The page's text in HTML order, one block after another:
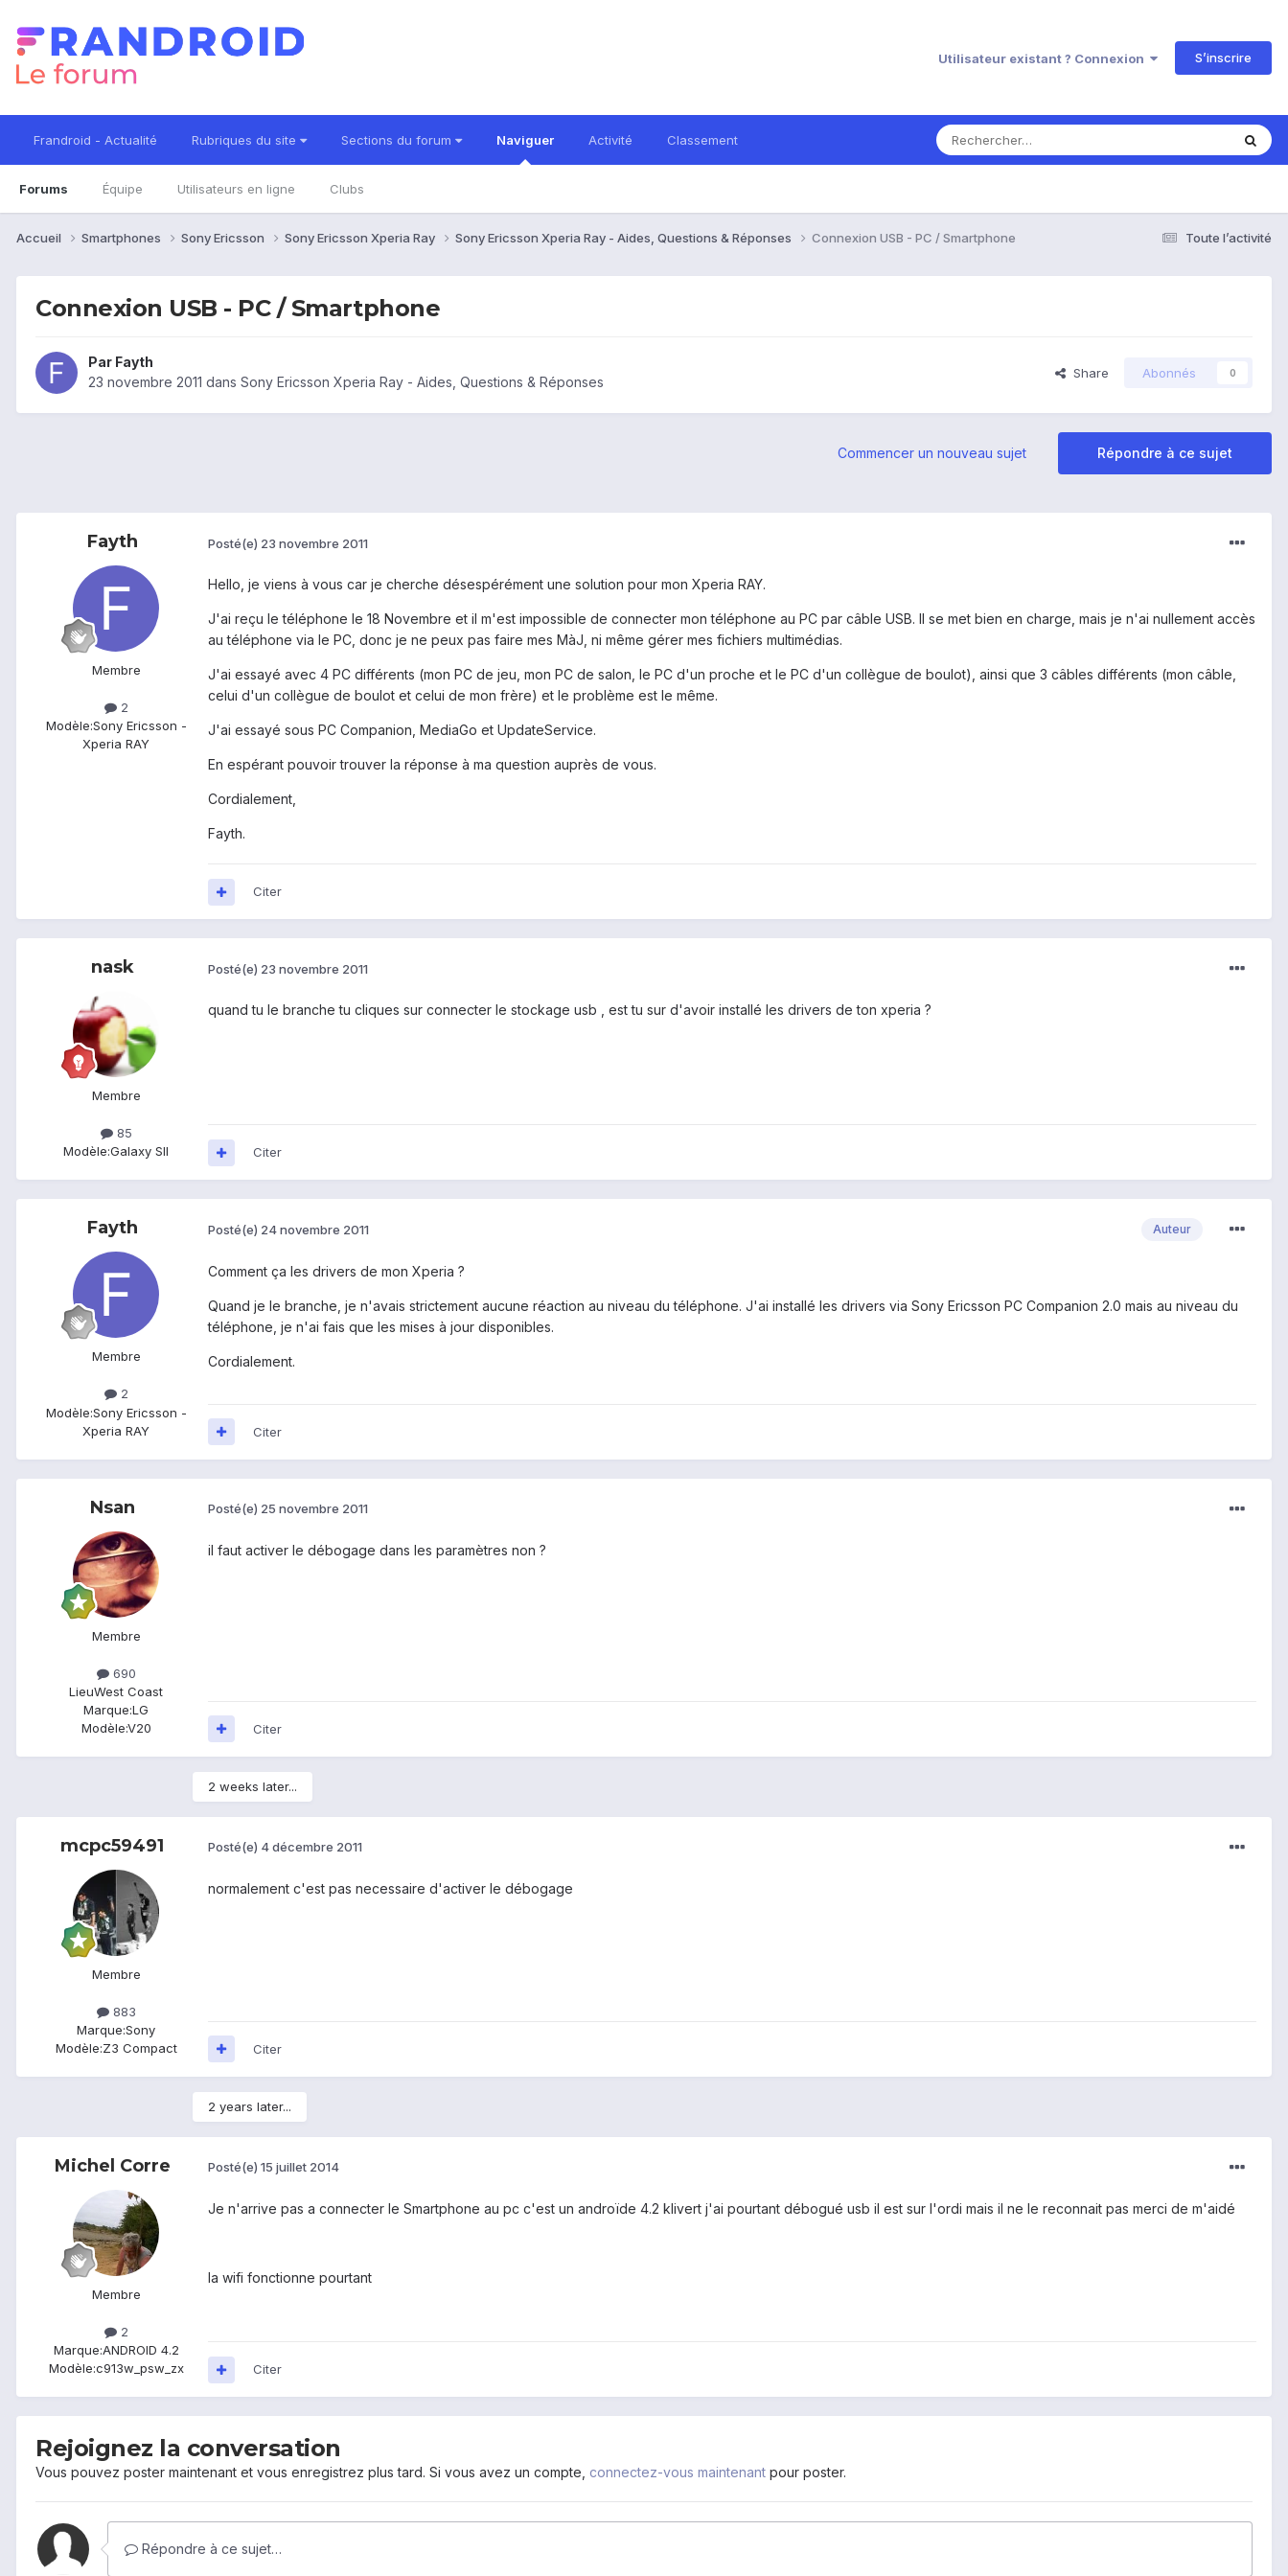
Utilisateur existant ? Connexion S’inscrire
Frandroid - Actualité Rubriques du site Sections du forum Naviguer
Forums Équipe Utilisateurs en ligne Clubs
Activité Classement
Toute l’activité
Accueil Smartphones Sony Ericsson Sony Ericsson Xperia Ray Sony Ericsson Xperia Ray - Aides, Questions & Réponses Connexion USB - PC / Smartphone
Connexion USB - PC / Smartphone
Par Fayth
23 novembre 2011 dans Sony Ericsson Xperia Ray - Aides, Questions & Réponses
Share Abonnés 0
Répondre à ce sujet
Commencer un nouveau sujet
Fayth
Membre
2
Modèle:Sony Ericsson -
Xperia RAY
Posté(e) 23 novembre 2011
Hello, je viens à vous car je cherche désespérément une solution pour mon Xperia RAY.
J'ai reçu le téléphone le 18 Novembre et il m'est impossible de connecter mon téléphone au PC par câble USB. Il se met bien en charge, mais je n'ai nullement accès
au téléphone via le PC, donc je ne peux pas faire mes MàJ, ni même gérer mes fichiers multimédias.
J'ai essayé avec 4 PC différents (mon PC de jeu, mon PC de salon, le PC d'un proche et le PC d'un collègue de boulot), ainsi que 3 câbles différents (mon câble,
celui d'un collègue de boulot et celui de mon frère) et le problème est le même.
J'ai essayé sous PC Companion, MediaGo et UpdateService.
En espérant pouvoir trouver la réponse à ma question auprès de vous.
Cordialement,
Fayth.
Citer
nask
Membre
85
Modèle:Galaxy SII
Posté(e) 23 novembre 2011
quand tu le branche tu cliques sur connecter le stockage usb , est tu sur d'avoir installé les drivers de ton xperia ?
Citer
Fayth
Membre
2
Modèle:Sony Ericsson -
Xperia RAY
Auteur
Posté(e) 24 novembre 2011
Comment ça les drivers de mon Xperia ?
Quand je le branche, je n'avais strictement aucune réaction au niveau du téléphone. J'ai installé les drivers via Sony Ericsson PC Companion 2.0 mais au niveau du
téléphone, je n'ai fais que les mises à jour disponibles.
Cordialement.
Citer
Nsan
Membre
690
LieuWest Coast
Marque:LG
Modèle:V20
Posté(e) 25 novembre 2011
il faut activer le débogage dans les paramètres non ?
Citer
2 weeks later...
mcpc59491
Membre
883
Marque:Sony
Modèle:Z3 Compact
Posté(e) 4 décembre 2011
normalement c'est pas necessaire d'activer le débogage
Citer
2 years later...
Michel Corre
Membre
2
Marque:ANDROID 4.2
Modèle:c913w_psw_zx
Posté(e) 15 juillet 2014
Je n'arrive pas a connecter le Smartphone au pc c'est un androïde 4.2 klivert j'ai pourtant débogué usb il est sur l'ordi mais il ne le reconnait pas merci de m'aidé
la wifi fonctionne pourtant
Citer
Rejoignez la conversation
Vous pouvez poster maintenant et vous enregistrez plus tard. Si vous avez un compte, connectez-vous maintenant pour poster.
Répondre à ce sujet…